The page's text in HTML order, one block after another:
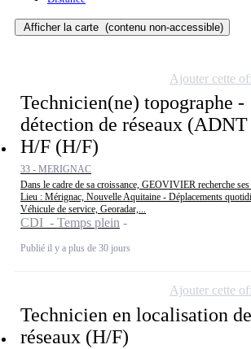
Afficher la carte (contenu non-accessible)
Technicien(ne) topographe -
détection de réseaux
H/F (H/F)
33 - MERIGNAC
Dans le cadre de sa croissance, GEOVIVIER recherche
Lieu : Mérignac, Nouvelle Aquitaine - Déplacements
Véhicule de service, Georadar,...
CDI - Temps plein
Publié il y a plus de 30 jours
Ajouter cette
Technicien en localisation de
réseaux (H/F)
Ajouter cette